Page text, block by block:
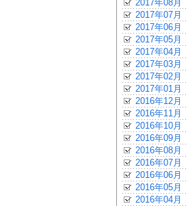
2017年08月
2017年07月
2017年06月
2017年05月
2017年04月
2017年03月
2017年02月
2017年01月
2016年12月
2016年11月
2016年10月
2016年09月
2016年08月
2016年07月
2016年06月
2016年05月
2016年04月